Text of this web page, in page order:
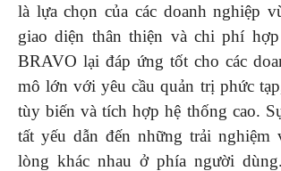
là lựa chọn của các doanh nghiệp
giao diện thân thiện và chi phí
BRAVO lại đáp ứng tốt cho các
mô lớn với yêu cầu quản trị phức
tùy biến và tích hợp hệ thống cao.
tất yếu dẫn đến những trải nghiệm
lòng khác nhau ở phía người